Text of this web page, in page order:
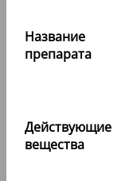
Название
препарата
Действующие
вещества